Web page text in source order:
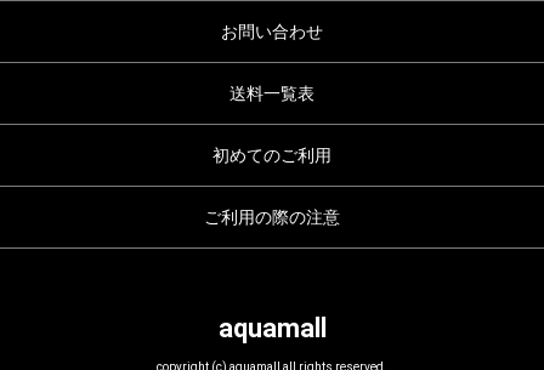
お問い合わせ
送料一覧表
初めてのご利用
ご利用の際の注意
aquamall